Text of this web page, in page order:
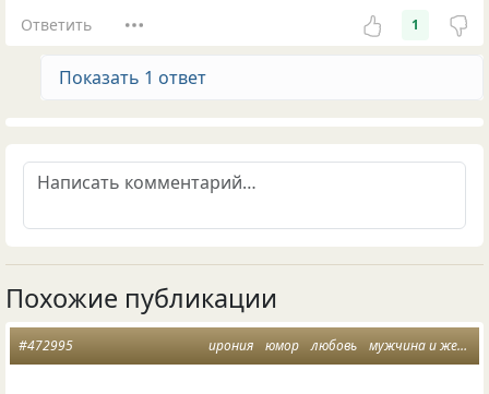
Ответить 1
Показать 1 ответ
Похожие публикации
ирония юмор любовь мужчина и женщина
#472995